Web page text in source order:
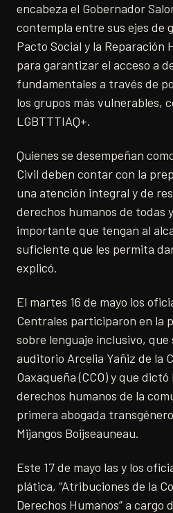
encabeza el Gobernador
contempla entre sus ejes de
Pacto Social y la Reparación
para garantizar el acceso a
fundamentales a través de
los grupos más vulnerables,
LGBTTTIAQ+.
Quienes se desempeñan
Civil deben contar con la
una atención integral y de
derechos humanos de todas
importante que tengan al
suficiente que les permita
explicó.
El martes 16 de mayo los
Centrales participaron en la
sobre lenguaje inclusivo, que
auditorio Arcelia Yañiz de la
Oaxaqueña (CCO) y que
derechos humanos de la
primera abogada
Mijangos Boijseauneau.
Este 17 de mayo las y los
plática, “Atribuciones de la
Derechos Humanos” a cargo